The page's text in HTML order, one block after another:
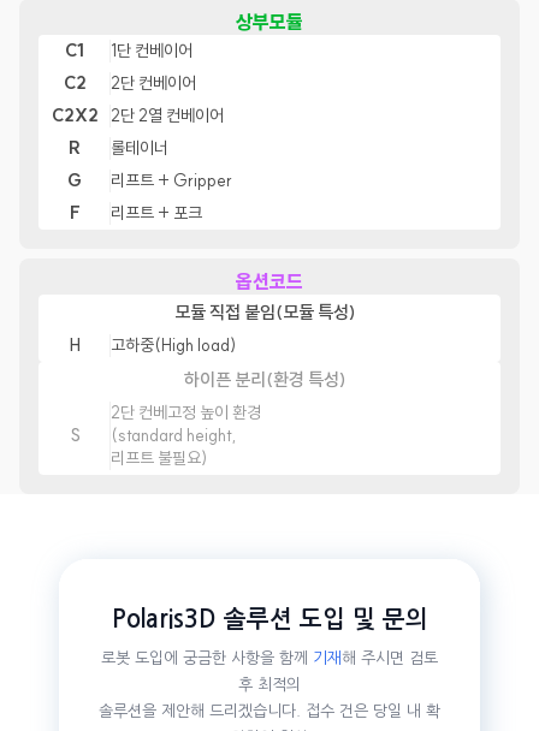
상부모듈
C1
1단 컨베이어
C2
2단 컨베이어
C2X2
2단 2열 컨베이어
R
롤테이너
G
리프트 + Gripper
F
리프트 + 포크
옵션코드
모듈 직접 붙임(모듈 특성)
H 고하중(High load)
하이픈 분리(환경 특성)
S
2단 컨베고정 높이 환경
(standard height,
리프트 불필요)